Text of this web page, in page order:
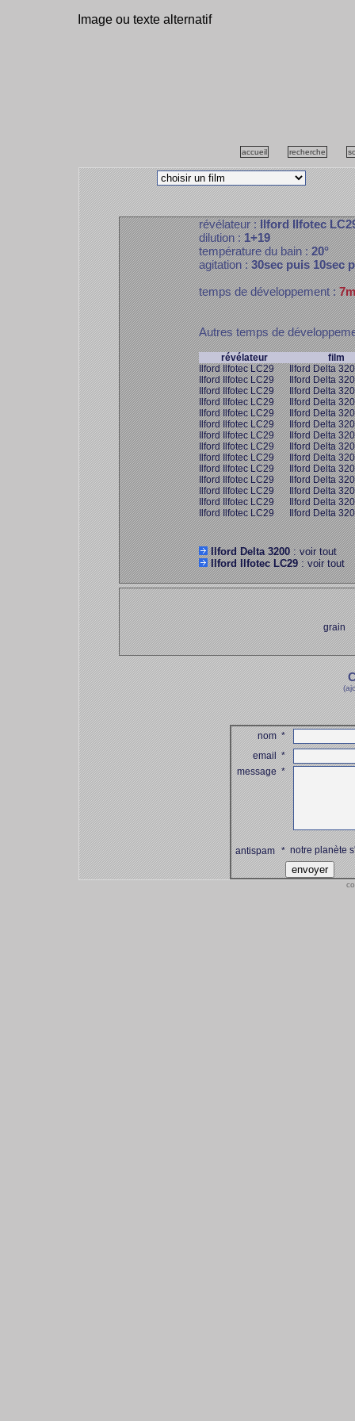
Image ou texte alternatif
accueil recherche
révélateur :Ilford Ilfotec
dilution :1+19
température du bain :20°
agitation :30sec puis 10sec
temps de développement :
Autres temps de
révélateur
film
Ilford Ilfotec LC29
Ilford Delta
Ilford Ilfotec LC29
Ilford Delta
Ilford Ilfotec LC29
Ilford Delta
Ilford Ilfotec LC29
Ilford Delta
Ilford Ilfotec LC29
Ilford Delta
Ilford Ilfotec LC29
Ilford Delta
Ilford Ilfotec LC29
Ilford Delta
Ilford Ilfotec LC29
Ilford Delta
Ilford Ilfotec LC29
Ilford Delta
Ilford Ilfotec LC29
Ilford Delta
Ilford Ilfotec LC29
Ilford Delta
Ilford Ilfotec LC29
Ilford Delta
Ilford Ilfotec LC29
Ilford Delta
Ilford Ilfotec LC29
Ilford Delta
Ilford Delta 3200: voir tout
Ilford Ilfotec LC29: voir tout
grain
nom*
email*
message*
antispam *notre planète